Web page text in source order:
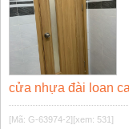
cửa nhựa đài loan
[Mã: G-63974-2] [xem: 531]